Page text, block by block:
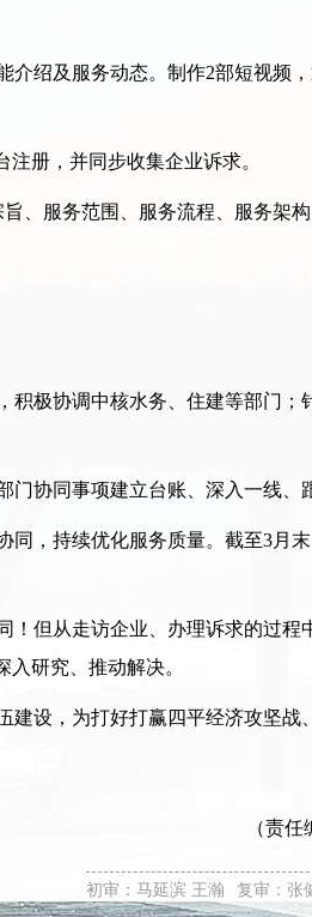
绍及服务动态。制作2部短视频
册，并同步收集企业诉求。
服务范围、服务流程、服务架
极协调中核水务、住建等部门；
协同事项建立台账、深入一线、
，持续优化服务质量。截至3月末
但从走访企业、办理诉求的过程
研究、推动解决。
设，为打好打赢四平经济攻坚战
（责
初审：马延滨 王瀚 复审：张